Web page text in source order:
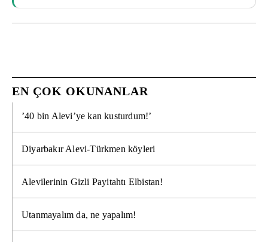
EN ÇOK OKUNANLAR
’40 bin Alevi’ye kan kusturdum!’
Diyarbakır Alevi-Türkmen köyleri
Alevilerinin Gizli Payitahtı Elbistan!
Utanmayalım da, ne yapalım!